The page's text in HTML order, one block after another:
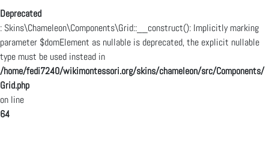
Deprecated
: Skins\Chameleon\Components\Grid::__construct(): Implicitly marking
parameter $domElement as nullable is deprecated, the explicit nullable
type must be used instead in
/home/fedi7240/wikimontessori.org/skins/chameleon/src/Components/
Grid.php
on line
64